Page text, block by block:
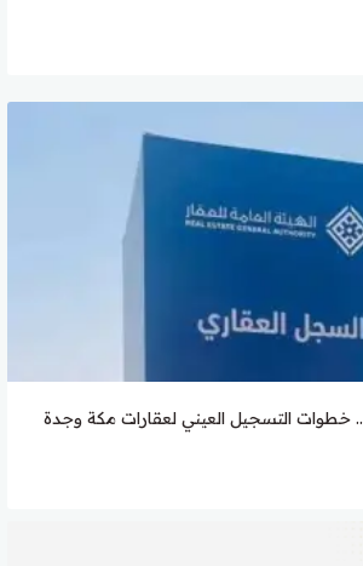
السجل العقاري 2026 .. خطوات التسجيل العيني لعقارات مكة وجدة